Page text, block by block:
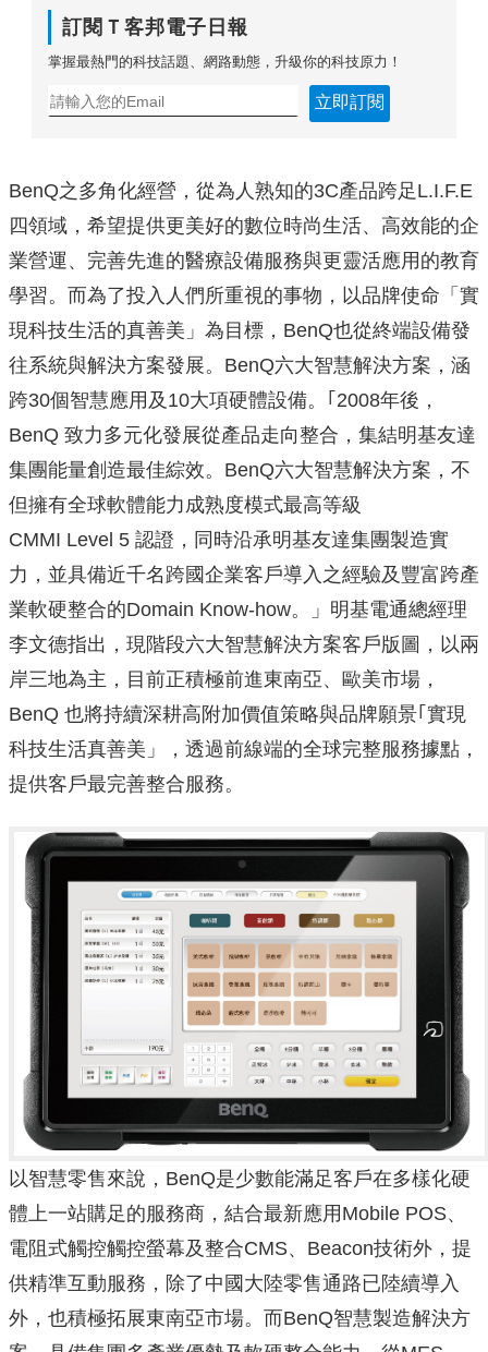
訂閱Ｔ客邦電子日報
掌握最熱門的科技話題、網路動態，升級你的科技原力！
立即訂閱
BenQ之多角化經營，從為人熟知的3C產品跨足L.I.F.E
四領域，希望提供更美好的數位時尚生活、高效能的企
業營運、完善先進的醫療設備服務與更靈活應用的教育
學習。而為了投入人們所重視的事物，以品牌使命「實
現科技生活的真善美」為目標，BenQ也從終端設備發
往系統與解決方案發展。BenQ六大智慧解決方案，涵
跨30個智慧應用及10大項硬體設備。｢2008年後，
BenQ 致力多元化發展從產品走向整合，集結明基友達
集團能量創造最佳綜效。BenQ六大智慧解決方案，不
但擁有全球軟體能力成熟度模式最高等級
CMMI Level 5 認證，同時沿承明基友達集團製造實
力，並具備近千名跨國企業客戶導入之經驗及豐富跨產
業軟硬整合的Domain Know-how。」明基電通總經理
李文德指出，現階段六大智慧解決方案客戶版圖，以兩
岸三地為主，目前正積極前進東南亞、歐美市場，
BenQ 也將持續深耕高附加價值策略與品牌願景｢實現
科技生活真善美」，透過前線端的全球完整服務據點，
提供客戶最完善整合服務。
以智慧零售來說，BenQ是少數能滿足客戶在多樣化硬
體上一站購足的服務商，結合最新應用Mobile POS、
電阻式觸控觸控螢幕及整合CMS、Beacon技術外，提
供精準互動服務，除了中國大陸零售通路已陸續導入
外，也積極拓展東南亞市場。而BenQ智慧製造解決方